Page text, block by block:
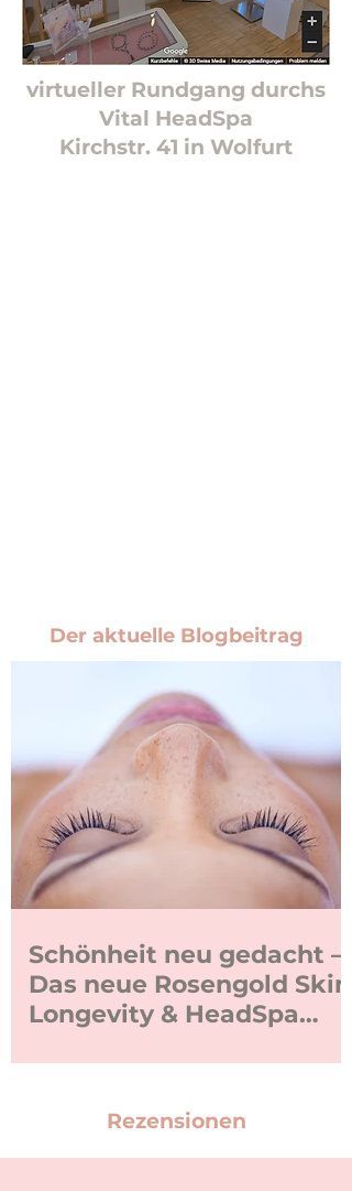
virtueller Rundgang durchs
Vital HeadSpa
Kirchstr. 41 in Wolfurt
Der aktuelle Blogbeitrag
Schönheit neu gedacht –
Das neue Rosengold Skin
Longevity & HeadSpa
tiefenwirksamer Entspannung. Im
Mittelpunkt stehen Skin Longevity,
Rezensionen